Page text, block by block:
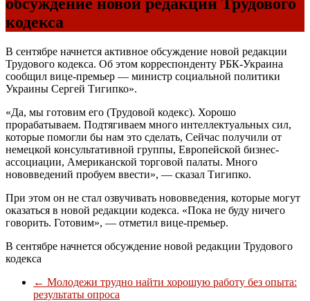
кодекса
В сентябре начнется активное обсуждение новой редакции
Трудового кодекса. Об этом корреспонденту РБК-Украина
сообщил вице-премьер — министр социальной политики
Украины Сергей Тигипко».
«Да, мы готовим его (Трудовой кодекс). Хорошо
прорабатываем. Подтягиваем много интеллектуальных сил,
которые помогли бы нам это сделать, Сейчас получили от
немецкой консультативной группы, Европейской бизнес-
ассоциации, Американской торговой палаты. Много
нововведений пробуем ввести», — сказал Тигипко.
При этом он не стал озвучивать нововведения, которые могут
оказаться в новой редакции кодекса. «Пока не буду ничего
говорить. Готовим», — отметил вице-премьер.
В сентябре начнется обсуждение новой редакции Трудового
кодекса
← Молодежи трудно найти хорошую работу без опыта:
результаты опроса